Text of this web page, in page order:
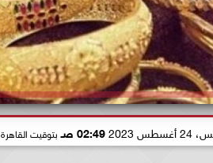
2023 02:49 صـ بتوقيت القاهرة